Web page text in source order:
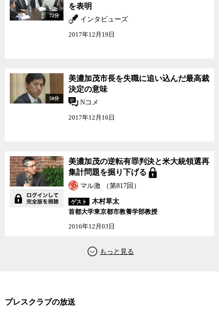
72分
を表明
インタビューズ
2017年12月19日
50分
美濃加茂市長を失職に追い込んだ最高裁
決定の意味
Nコメ
2017年12月16日
美濃加茂の逆転有罪判決と米大統領選再
集計問題を掘り下げる
マル激 （第817回）
ゲスト
木村草太
首都大学東京都市教養学部教授
2016年12月03日
プレスクラブの放送